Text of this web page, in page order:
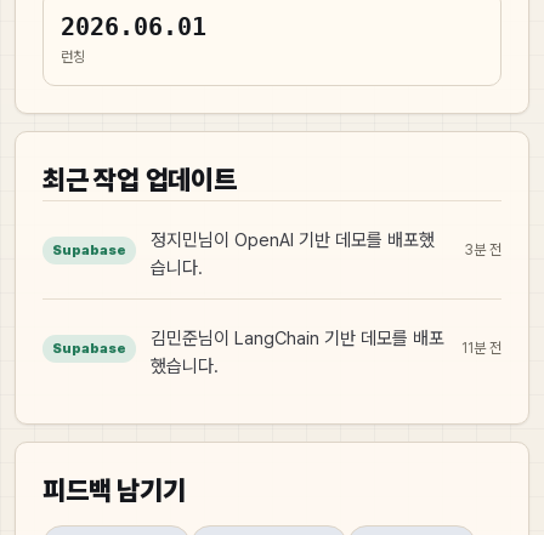
2026.06.01
런칭
최근 작업 업데이트
Supabase
정지민님이 OpenAI 기반 데모를 배포했
습니다.
3분 전
Supabase
김민준님이 LangChain 기반 데모를 배포
했습니다.
11분 전
피드백 남기기